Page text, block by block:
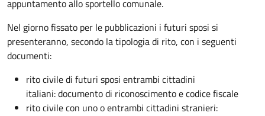
appuntamento allo sportello comunale.
Nel giorno fissato per le pubblicazioni i futuri sposi si
presenteranno, secondo la tipologia di rito, con i seguenti
documenti:
rito civile di futuri sposi entrambi cittadini
italiani: documento di riconoscimento e codice fiscale
rito civile con uno o entrambi cittadini stranieri: